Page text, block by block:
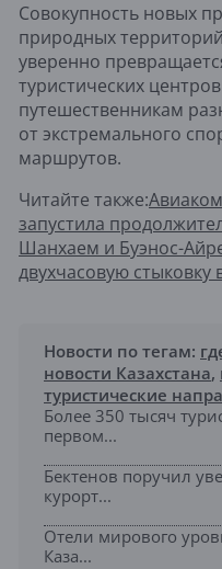
Совокупность новых
природных
уверенно
туристических
путешественникам
от экстремального
маршрутов.
Читайте также:
запустила
Шанхаем и Буэнос-
двухчасовую стыковку
Новости по тегам:
новости Казахстана,
туристические
Более 350 тысяч
первом...
Бектенов поручил
курорт...
Отели мирового
Каза...